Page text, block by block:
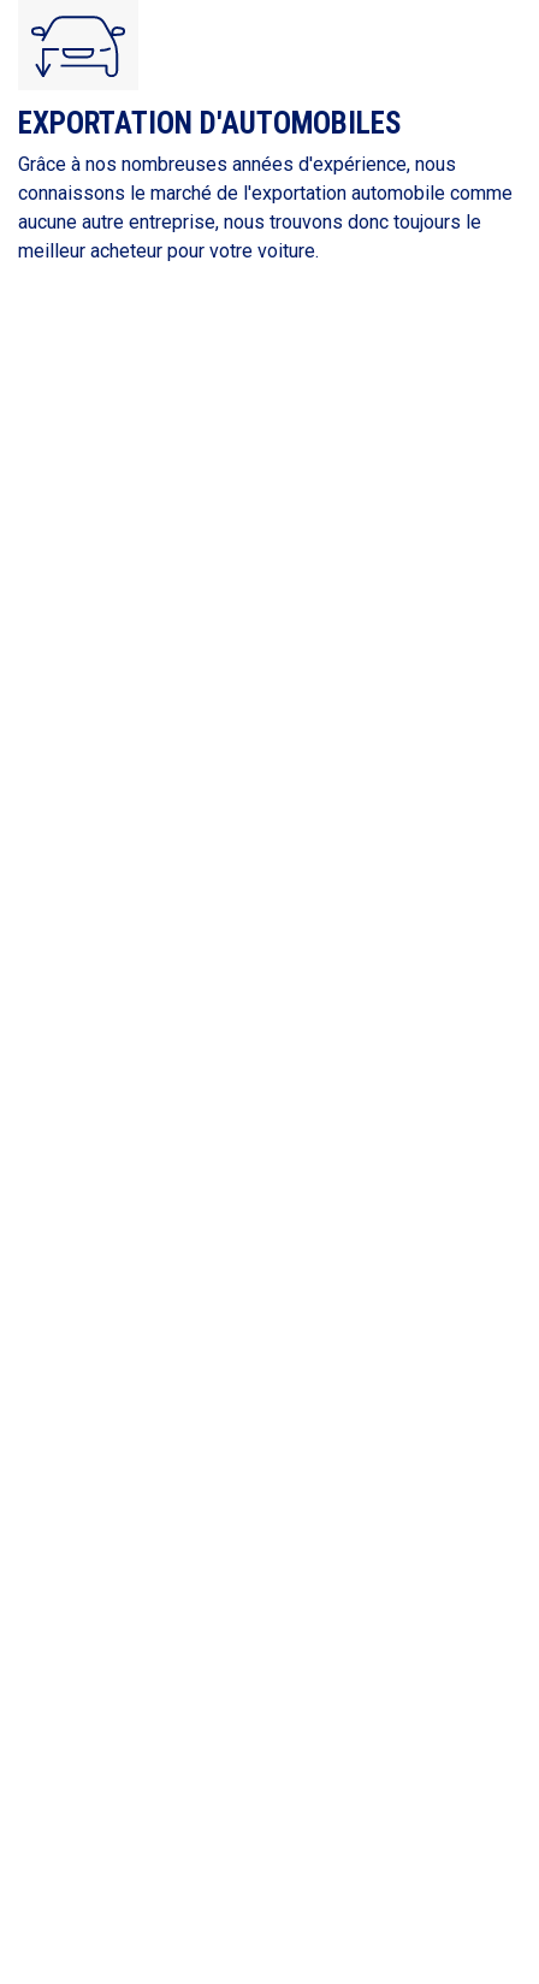
EXPORTATION D'AUTOMOBILES
Grâce à nos nombreuses années d'expérience, nous
connaissons le marché de l'exportation automobile comme
aucune autre entreprise, nous trouvons donc toujours le
meilleur acheteur pour votre voiture.